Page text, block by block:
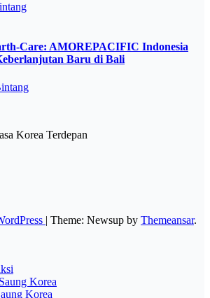
Care: AMOREPACIFIC Indonesia
Baru di Bali
Korea Terdepan
| Theme: Newsup by Themeansar.
Korea
Korea